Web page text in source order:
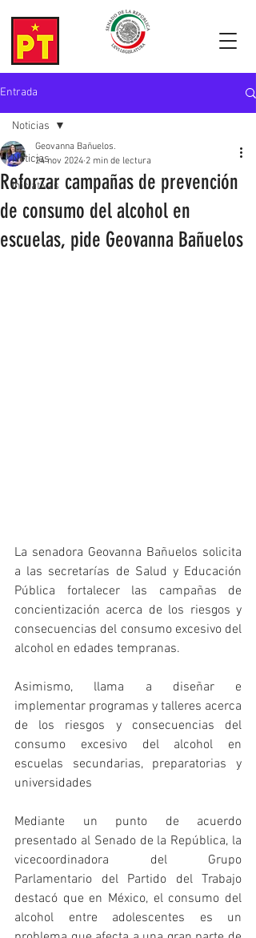
Entrada
Noticias
Iniciativas
Noticias
Reforzar campañas de prevención
de consumo del alcohol en
escuelas, pide Geovanna Bañuelos
Geovanna Bañuelos.
24 nov 2024 2 min de lectura
La senadora Geovanna Bañuelos solicita
a las secretarías de Salud y Educación
Pública fortalecer las campañas de
concientización acerca de los riesgos y
consecuencias del consumo excesivo del
alcohol en edades tempranas.
Asimismo, llama a diseñar e
implementar programas y talleres acerca
de los riesgos y consecuencias del
consumo excesivo del alcohol en
escuelas secundarias, preparatorias y
universidades
Mediante un punto de acuerdo
presentado al Senado de la República, la
vicecoordinadora del Grupo
Parlamentario del Partido del Trabajo
destacó que en México, el consumo del
alcohol entre adolescentes es un